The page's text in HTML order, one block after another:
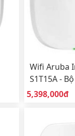
Wifi Aruba
S1T15A -
Wifi 6 sử
Giá bán:
5,398,000đ